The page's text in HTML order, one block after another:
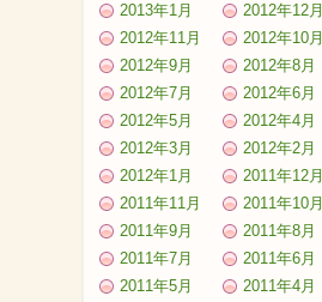
2013年1月
2012年12月
2012年11月
2012年10月
2012年9月
2012年8月
2012年7月
2012年6月
2012年5月
2012年4月
2012年3月
2012年2月
2012年1月
2011年12月
2011年11月
2011年10月
2011年9月
2011年8月
2011年7月
2011年6月
2011年5月
2011年4月